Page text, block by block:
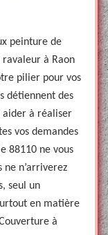
peinture de
ravaleur à Raon
pilier pour vos
détiennent des
aider à réaliser
vos demandes
88110 ne vous
ne n’arriverez
seul un
en matière
à